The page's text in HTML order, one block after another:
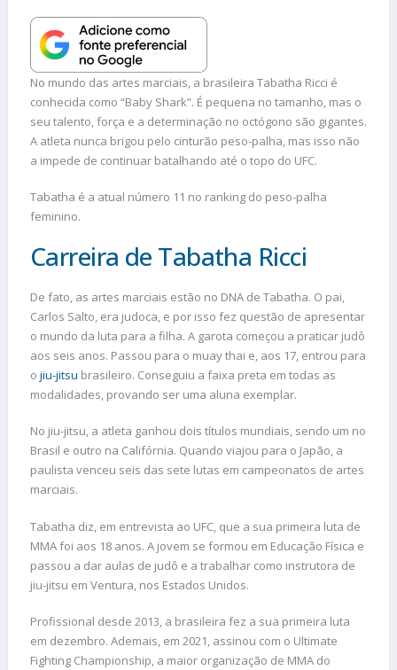
No mundo das artes marciais, a brasileira Tabatha Ricci é
conhecida como “Baby Shark”. É pequena no tamanho, mas o
seu talento, força e a determinação no octógono são gigantes.
A atleta nunca brigou pelo cinturão peso-palha, mas isso não
a impede de continuar batalhando até o topo do UFC.
Tabatha é a atual número 11 no ranking do peso-palha
feminino.
Carreira de Tabatha Ricci
De fato, as artes marciais estão no DNA de Tabatha. O pai,
Carlos Salto, era judoca, e por isso fez questão de apresentar
o mundo da luta para a filha. A garota começou a praticar judô
aos seis anos. Passou para o muay thai e, aos 17, entrou para
o jiu-jitsu brasileiro. Conseguiu a faixa preta em todas as
modalidades, provando ser uma aluna exemplar.
No jiu-jitsu, a atleta ganhou dois títulos mundiais, sendo um no
Brasil e outro na Califórnia. Quando viajou para o Japão, a
paulista venceu seis das sete lutas em campeonatos de artes
marciais.
Tabatha diz, em entrevista ao UFC, que a sua primeira luta de
MMA foi aos 18 anos. A jovem se formou em Educação Física e
passou a dar aulas de judô e a trabalhar como instrutora de
jiu-jitsu em Ventura, nos Estados Unidos.
Profissional desde 2013, a brasileira fez a sua primeira luta
em dezembro. Ademais, em 2021, assinou com o Ultimate
Fighting Championship, a maior organização de MMA do